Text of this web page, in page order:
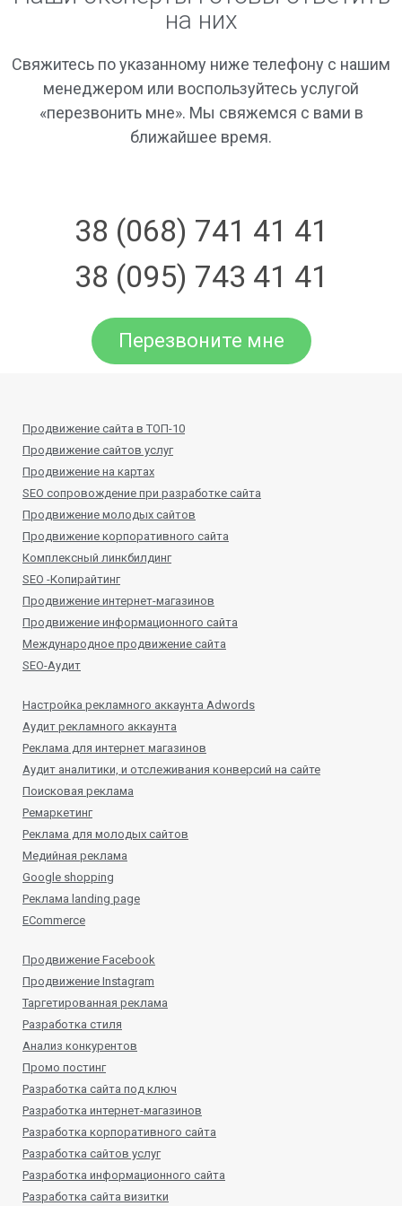
на них
Свяжитесь по указанному ниже телефону с нашим
менеджером или воспользуйтесь услугой
«перезвонить мне». Мы свяжемся с вами в
ближайшее время.
38 (068) 741 41 41
38 (095) 743 41 41
Перезвоните мне
Продвижение сайта в ТОП-10
Продвижение сайтов услуг
Продвижение на картах
SEO сопровождение при разработке сайта
Продвижение молодых сайтов
Продвижение корпоративного сайта
Комплексный линкбилдинг
SEO -Копирайтинг
Продвижение интернет-магазинов
Продвижение информационного сайта
Международное продвижение сайта
SEO-Аудит
Настройка рекламного аккаунта Adwords
Аудит рекламного аккаунта
Реклама для интернет магазинов
Аудит аналитики, и отслеживания конверсий на сайте
Поисковая реклама
Ремаркетинг
Реклама для молодых сайтов
Медийная реклама
Google shopping
Реклама landing page
ECommerce
Продвижение Facebook
Продвижение Instagram
Таргетированная реклама
Разработка стиля
Анализ конкурентов
Промо постинг
Разработка сайта под ключ
Разработка интернет-магазинов
Разработка корпоративного сайта
Разработка сайтов услуг
Разработка информационного сайта
Разработка сайта визитки